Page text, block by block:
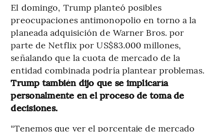
El domingo, Trump planteó posibles
preocupaciones antimonopolio en torno a la
planeada adquisición de Warner Bros. por
parte de Netflix por US$83.000 millones,
señalando que la cuota de mercado de la
entidad combinada podría plantear problemas.
Trump también dijo que se implicaría
personalmente en el proceso de toma de
decisiones.
“Tenemos que ver el porcentaje de mercado